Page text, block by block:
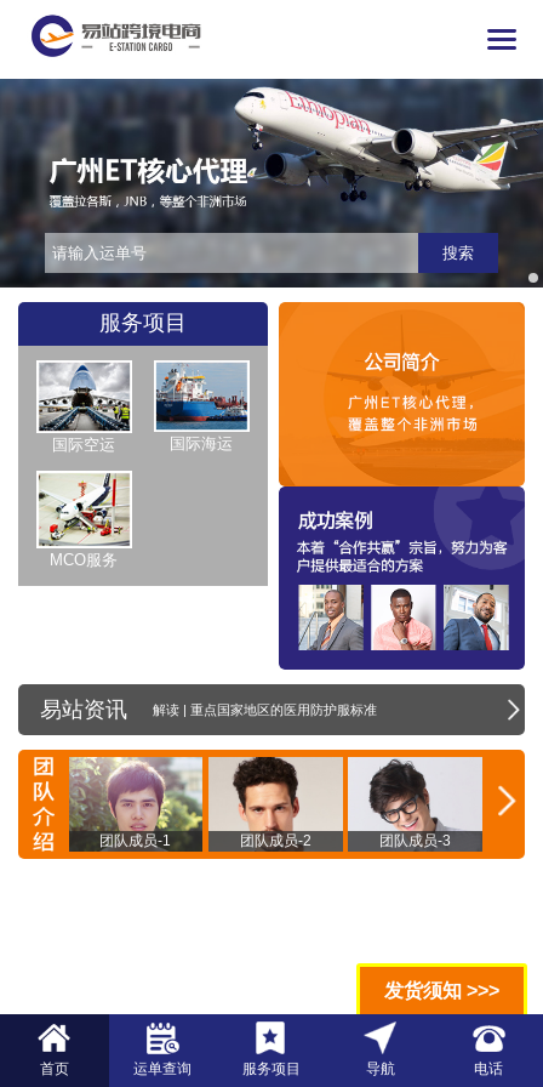
搜索
服务项目
国际空运 国际海运
MCO服务
易站资讯 解读 | 重点国家地区的医用防护服标准
团队成员-1 团队成员-2 团队成员-3
发货须知 >>>
首页 运单查询 服务项目 导航 电话